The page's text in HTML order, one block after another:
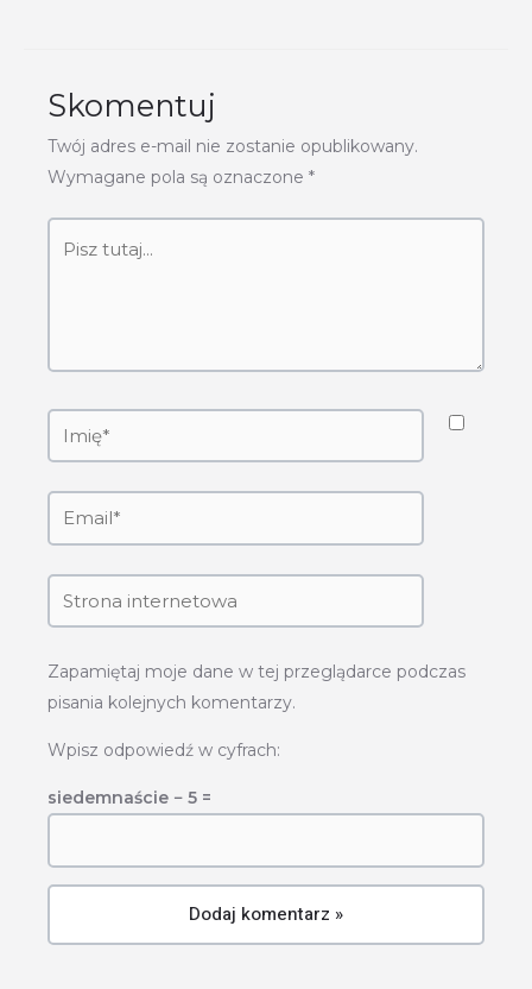
Skomentuj
Twój adres e-mail nie zostanie opublikowany.
Wymagane pola są oznaczone *
Zapamiętaj moje dane w tej przeglądarce podczas
pisania kolejnych komentarzy.
Wpisz odpowiedź w cyfrach:
siedemnaście − 5 =